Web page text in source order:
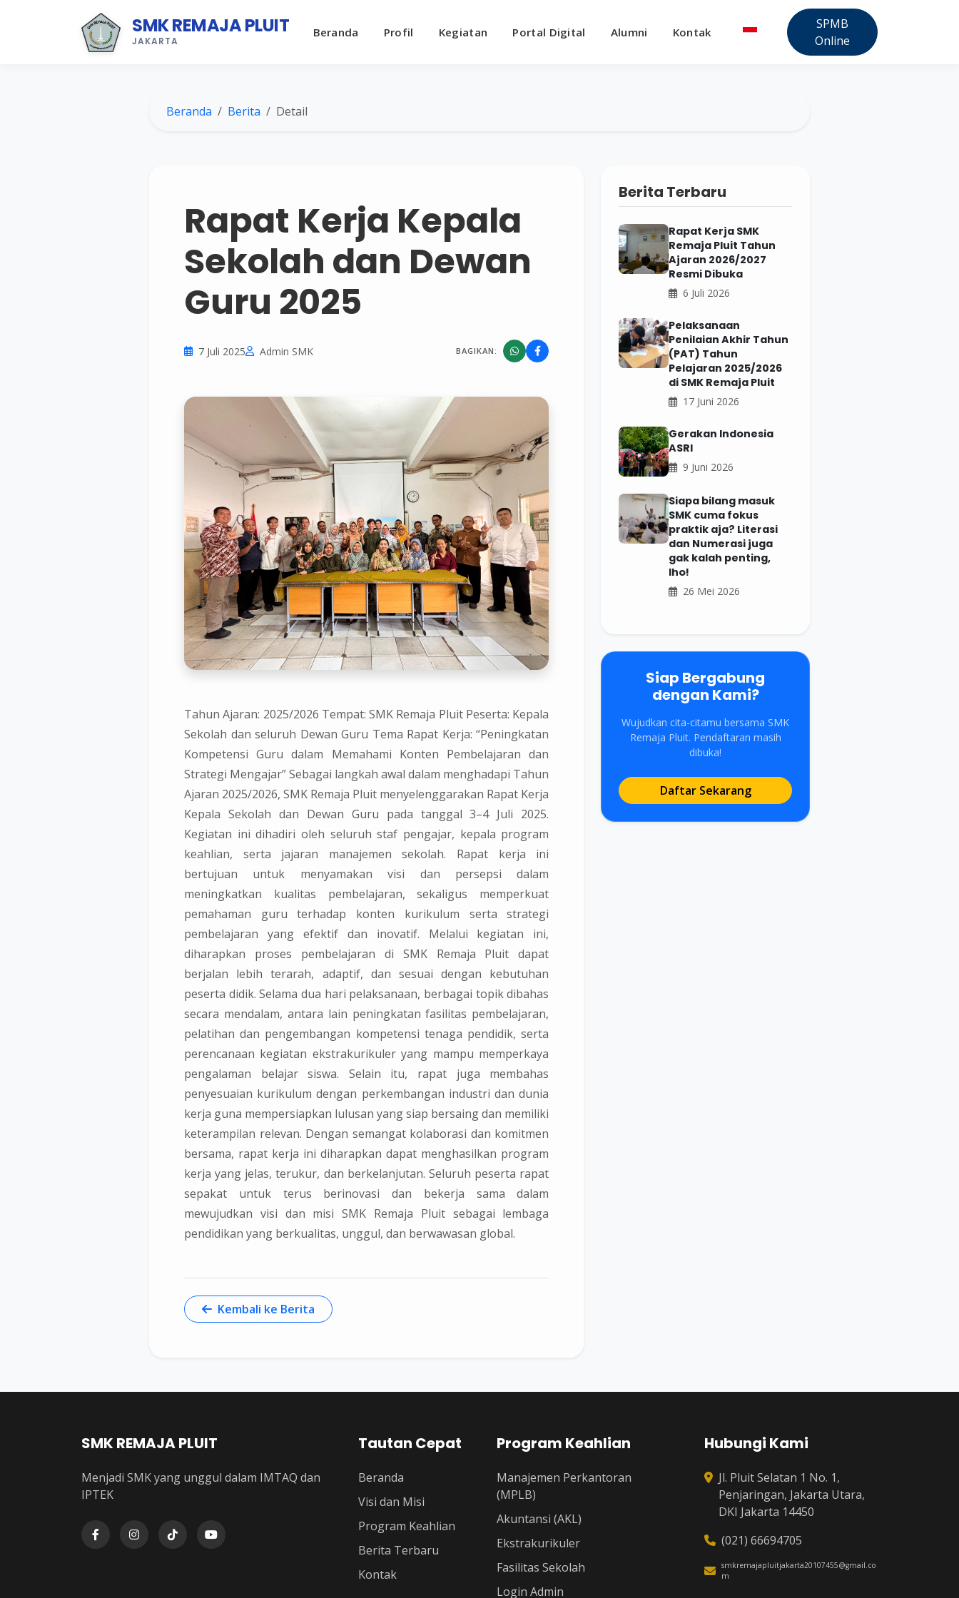
SMK REMAJA PLUIT
JAKARTA
Beranda Profil Kegiatan Portal Digital Alumni Kontak
SPMB
Online
Beranda Berita Detail
Rapat Kerja Kepala
Sekolah dan Dewan
Guru 2025
7 Juli 2025 Admin SMK BAGIKAN:
Tahun Ajaran: 2025/2026 Tempat: SMK Remaja Pluit Peserta: Kepala
Sekolah dan seluruh Dewan Guru Tema Rapat Kerja: “Peningkatan
Kompetensi Guru dalam Memahami Konten Pembelajaran dan
Strategi Mengajar” Sebagai langkah awal dalam menghadapi Tahun
Ajaran 2025/2026, SMK Remaja Pluit menyelenggarakan Rapat Kerja
Kepala Sekolah dan Dewan Guru pada tanggal 3–4 Juli 2025.
Kegiatan ini dihadiri oleh seluruh staf pengajar, kepala program
keahlian, serta jajaran manajemen sekolah. Rapat kerja ini
bertujuan untuk menyamakan visi dan persepsi dalam
meningkatkan kualitas pembelajaran, sekaligus memperkuat
pemahaman guru terhadap konten kurikulum serta strategi
pembelajaran yang efektif dan inovatif. Melalui kegiatan ini,
diharapkan proses pembelajaran di SMK Remaja Pluit dapat
berjalan lebih terarah, adaptif, dan sesuai dengan kebutuhan
peserta didik. Selama dua hari pelaksanaan, berbagai topik dibahas
secara mendalam, antara lain peningkatan fasilitas pembelajaran,
pelatihan dan pengembangan kompetensi tenaga pendidik, serta
perencanaan kegiatan ekstrakurikuler yang mampu memperkaya
pengalaman belajar siswa. Selain itu, rapat juga membahas
penyesuaian kurikulum dengan perkembangan industri dan dunia
kerja guna mempersiapkan lulusan yang siap bersaing dan memiliki
keterampilan relevan. Dengan semangat kolaborasi dan komitmen
bersama, rapat kerja ini diharapkan dapat menghasilkan program
kerja yang jelas, terukur, dan berkelanjutan. Seluruh peserta rapat
sepakat untuk terus berinovasi dan bekerja sama dalam
mewujudkan visi dan misi SMK Remaja Pluit sebagai lembaga
pendidikan yang berkualitas, unggul, dan berwawasan global.
Kembali ke Berita
Berita Terbaru
Rapat Kerja SMK
Remaja Pluit Tahun
Ajaran 2026/2027
Resmi Dibuka
6 Juli 2026
Pelaksanaan
Penilaian Akhir Tahun
(PAT) Tahun
Pelajaran 2025/2026
di SMK Remaja Pluit
17 Juni 2026
Gerakan Indonesia
ASRI
9 Juni 2026
Siapa bilang masuk
SMK cuma fokus
praktik aja? Literasi
dan Numerasi juga
gak kalah penting,
lho!
26 Mei 2026
Siap Bergabung
dengan Kami?
Wujudkan cita-citamu bersama SMK
Remaja Pluit. Pendaftaran masih
dibuka!
Daftar Sekarang
SMK REMAJA PLUIT
Menjadi SMK yang unggul dalam IMTAQ dan
IPTEK
Tautan Cepat
Beranda
Visi dan Misi
Program Keahlian
Berita Terbaru
Kontak
Program Keahlian
Manajemen Perkantoran
(MPLB)
Akuntansi (AKL)
Ekstrakurikuler
Fasilitas Sekolah
Login Admin
Hubungi Kami
Jl. Pluit Selatan 1 No. 1,
Penjaringan, Jakarta Utara,
DKI Jakarta 14450
(021) 66694705
smkremajapluitjakarta20107455@gmail.co
m